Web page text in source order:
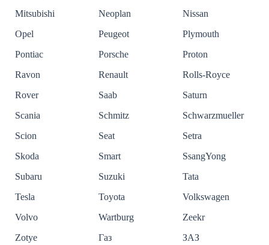
Mitsubishi
Neoplan
Nissan
Opel
Peugeot
Plymouth
Pontiac
Porsche
Proton
Ravon
Renault
Rolls-Royce
Rover
Saab
Saturn
Scania
Schmitz
Schwarzmueller
Scion
Seat
Setra
Skoda
Smart
SsangYong
Subaru
Suzuki
Tata
Tesla
Toyota
Volkswagen
Volvo
Wartburg
Zeekr
Zotye
Газ
ЗАЗ